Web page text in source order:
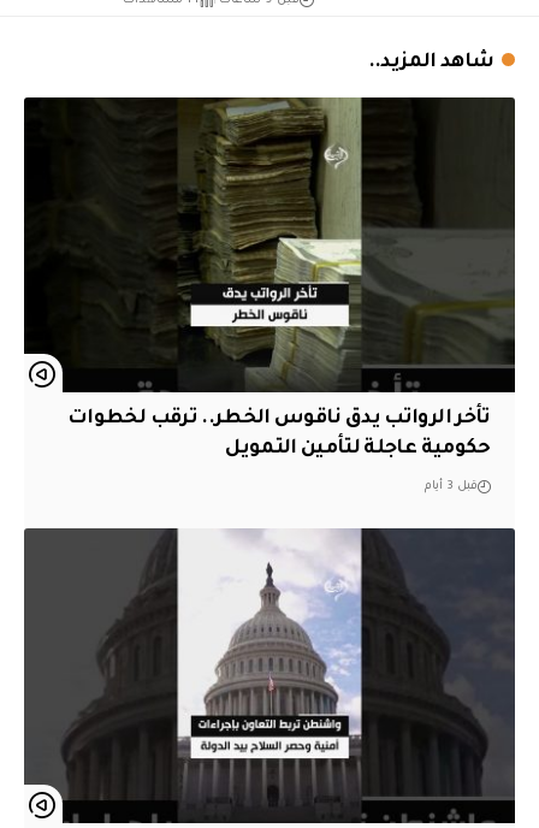
شاهد المزيد..
تأخر الرواتب يدق ناقوس الخطر.. ترقب لخطوات
حكومية عاجلة لتأمين التمويل
قبل 3 أيام